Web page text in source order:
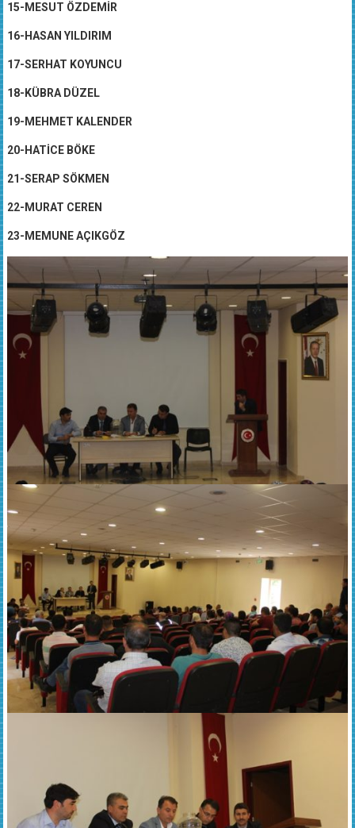
15-MESUT ÖZDEMİR
16-HASAN YILDIRIM
17-SERHAT KOYUNCU
18-KÜBRA DÜZEL
19-MEHMET KALENDER
20-HATİCE BÖKE
21-SERAP SÖKMEN
22-MURAT CEREN
23-MEMUNE AÇIKGÖZ